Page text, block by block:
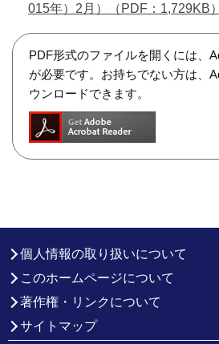
015年）2月）（PDF：1,729KB）
PDF形式のファイルを開くには、
が必要です。お持ちでない方は、
ウンロードできます。
個人情報の取り扱いについて
このホームページについて
著作権・リンクについて
サイトマップ